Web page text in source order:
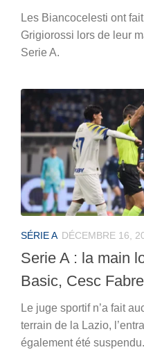
Les Biancocelesti ont
Grigiorossi lors de leur
Serie A.
SÉRIE A DÉCEMBRE 16,
Serie A : la main
Basic, Cesc
Le juge sportif n’a fait
terrain de la Lazio,
également été suspendu.